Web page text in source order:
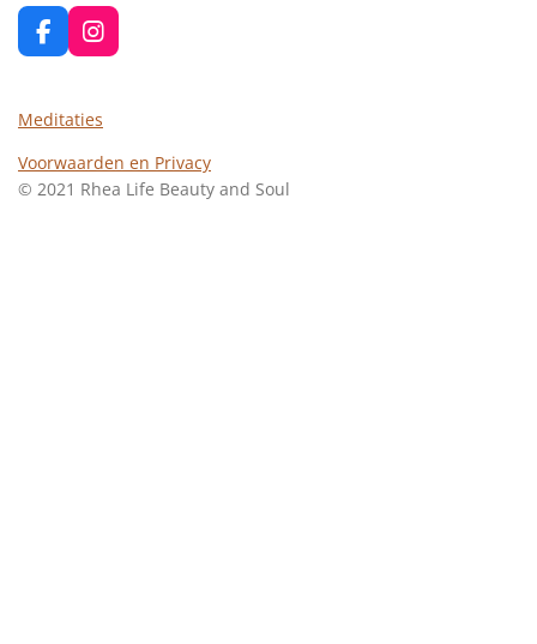
F
a
e
b
o
o
k
I
n
a
g
r
a
Meditaties
Voorwaarden en Privacy
© 2021 Rhea Life Beauty and Soul